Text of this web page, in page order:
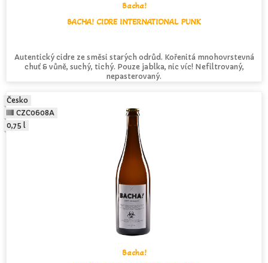
Bacha!
BACHA! CIDRE INTERNATIONAL PUNK
Autentický cidre ze směsi starých odrůd. Kořenitá mnohovrstevná
chuť & vůně, suchý, tichý. Pouze jablka, nic víc! Nefiltrovaný,
nepasterovaný.
Bacha!
Česko
CZC0608A
0,75 l